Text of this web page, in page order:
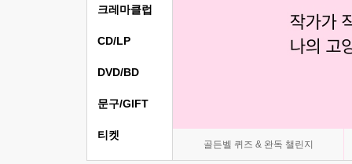
골든벨 퀴즈 & 완독 챌린지
크레마클럽
CD/LP
DVD/BD
문구/GIFT
티켓